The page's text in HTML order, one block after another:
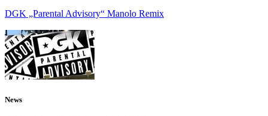
DGK „Parental Advisory“ Manolo Remix
News